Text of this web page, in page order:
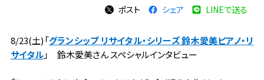
グランシップとは
ポスト シェア LINEで送る
8/23(土)「グランシップ リサイタル・シリーズ 鈴木愛美ピアノ・リ
サイタル」 鈴木愛美さん スペシャルインタビュー